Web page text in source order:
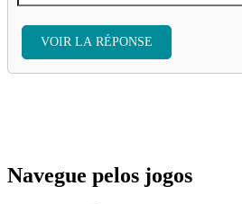
VOIR LA RÉPONSE
Navegue pelos jogos